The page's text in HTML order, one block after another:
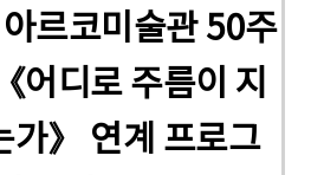
르코미술관 50주
어디로 주름이 지
가》 연계 프로그